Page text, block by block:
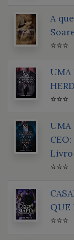
A
⭐⭐⭐
UMA
⭐⭐⭐
UMA
Livro
⭐⭐⭐
QUE
⭐⭐⭐